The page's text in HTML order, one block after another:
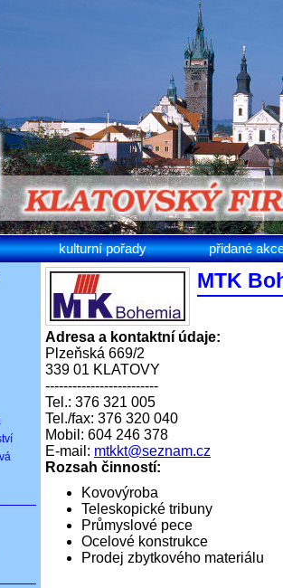
kulturní pořady přidané
MTK
Adresa a kontaktní údaje:
Plzeňská 669/2
339 01 KLATOVY
-------------------------
Tel.: 376 321 005
Tel./fax: 376 320 040
Mobil: 604 246 378
E-mail: mtkkt@seznam.cz
Rozsah činností:
Kovovýroba
Teleskopické tribuny
Průmyslové pece
Ocelové konstrukce
Prodej zbytkového materiálu